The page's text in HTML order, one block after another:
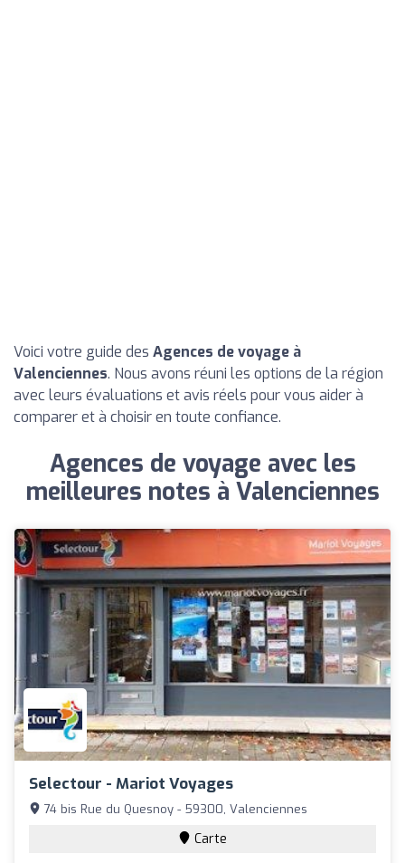
Voici votre guide des Agences de voyage à
Valenciennes. Nous avons réuni les options de la région
avec leurs évaluations et avis réels pour vous aider à
comparer et à choisir en toute confiance.
Agences de voyage avec les
meilleures notes à Valenciennes
Selectour - Mariot Voyages
74 bis Rue du Quesnoy - 59300, Valenciennes
Carte